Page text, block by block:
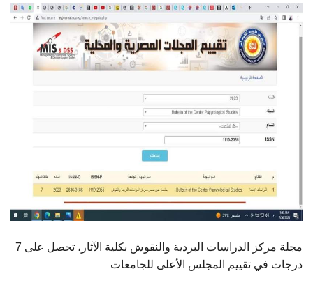
الطلاب
هيئة التدريس
الزائـرون
مجلة مركز الدراسات البردية والنقوش بكلية الآثار، تحصل على 7
درجات في تقييم المجلس الأعلى للجامعات